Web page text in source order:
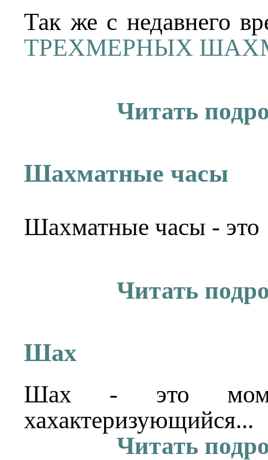
Так же с недавнего
ТРЕХМЕРНЫХ
Читать
Шахматные часы
Шахматные часы - это
Читать
Шах
Шах - это
хахактеризующийся...
Читать